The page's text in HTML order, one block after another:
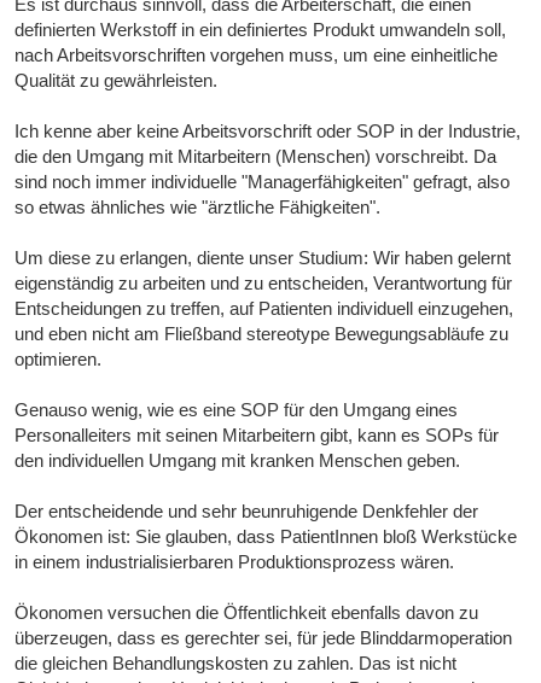
Es ist durchaus sinnvoll, dass die Arbeiterschaft, die einen
definierten Werkstoff in ein definiertes Produkt umwandeln soll,
nach Arbeitsvorschriften vorgehen muss, um eine einheitliche
Qualität zu gewährleisten.
Ich kenne aber keine Arbeitsvorschrift oder SOP in der Industrie,
die den Umgang mit Mitarbeitern (Menschen) vorschreibt. Da
sind noch immer individuelle "Managerfähigkeiten" gefragt, also
so etwas ähnliches wie "ärztliche Fähigkeiten".
Um diese zu erlangen, diente unser Studium: Wir haben gelernt
eigenständig zu arbeiten und zu entscheiden, Verantwortung für
Entscheidungen zu treffen, auf Patienten individuell einzugehen,
und eben nicht am Fließband stereotype Bewegungsabläufe zu
optimieren.
Genauso wenig, wie es eine SOP für den Umgang eines
Personalleiters mit seinen Mitarbeitern gibt, kann es SOPs für
den individuellen Umgang mit kranken Menschen geben.
Der entscheidende und sehr beunruhigende Denkfehler der
Ökonomen ist: Sie glauben, dass PatientInnen bloß Werkstücke
in einem industrialisierbaren Produktionsprozess wären.
Ökonomen versuchen die Öffentlichkeit ebenfalls davon zu
überzeugen, dass es gerechter sei, für jede Blinddarmoperation
die gleichen Behandlungskosten zu zahlen. Das ist nicht